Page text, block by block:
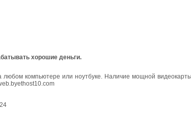
хорошие деньги.
любом компьютере или ноутбуке. Наличие мощной